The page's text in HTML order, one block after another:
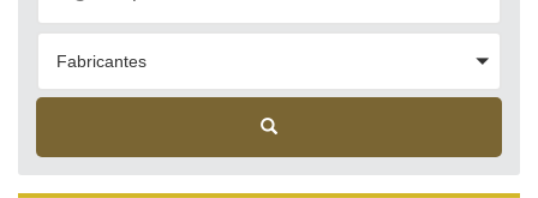
Fabricantes